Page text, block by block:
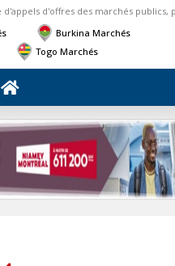
d'offres des marchés publics,
Burkina Marchés
Togo Marchés